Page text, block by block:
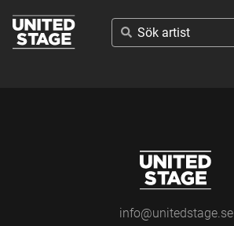
SÖK
ARTIST
info@unitedstage.se